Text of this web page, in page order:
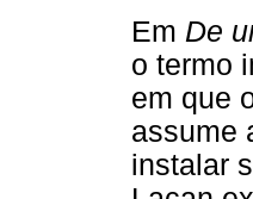
Em De
o termo
em que
assume
instalar